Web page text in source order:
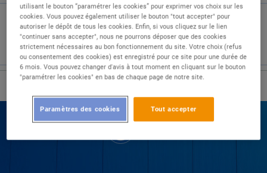
utilisant le bouton “paramétrer les cookies” pour exprimer vos choix sur les
cookies. Vous pouvez également utiliser le bouton "tout accepter" pour
autoriser le dépôt de tous les cookies. Enfin, si vous cliquez sur le lien
"continuer sans accepter", nous ne pourrons déposer que des cookies
strictement nécessaires au bon fonctionnement du site. Votre choix (refus
ou consentement des cookies) est enregistré pour ce site pour une durée de
6 mois. Vous pouvez changer d'avis à tout moment en cliquant sur le bouton
"paramétrer les cookies" en bas de chaque page de notre site.
Tout accepter
Paramètres des cookies